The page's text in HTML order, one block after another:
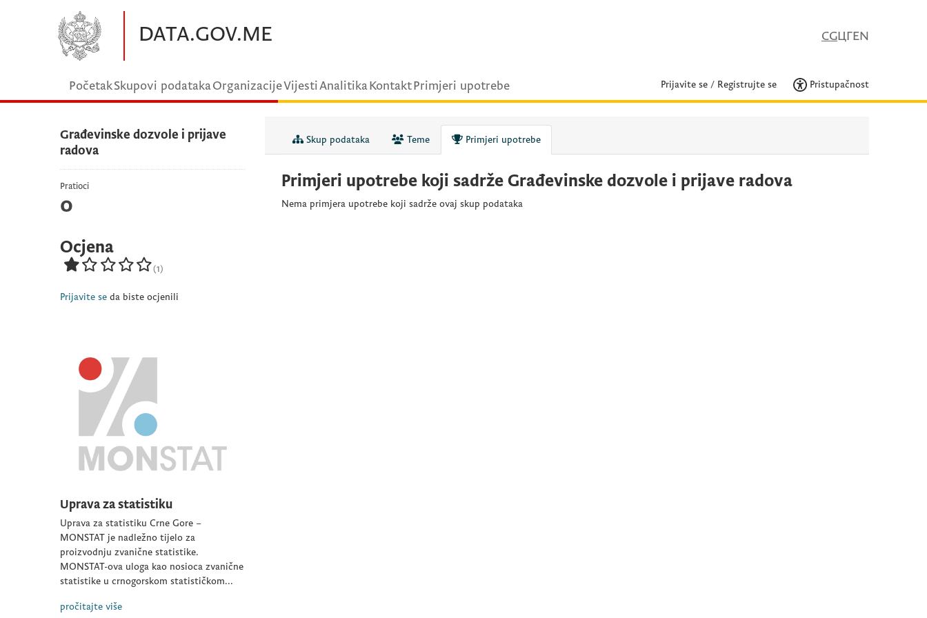
DATA.GOV.ME CGЦГEN
PočetakSkupovi podatakaOrganizacijeVijestiAnalitikaKontaktPrimjeri upotrebe Prijavite se / Registrujte se Pristupačnost
Građevinske dozvole i prijave
radova
Pratioci
0
Ocjena
(1)
Prijavite se da biste ocjenili
Uprava za statistiku
Uprava za statistiku Crne Gore –
MONSTAT je nadležno tijelo za
proizvodnju zvanične statistike.
MONSTAT-ova uloga kao nosioca zvanične
statistike u crnogorskom statističkom...
pročitajte više
Skup podataka Teme Primjeri upotrebe
Primjeri upotrebe koji sadrže Građevinske dozvole i prijave radova
Nema primjera upotrebe koji sadrže ovaj skup podataka